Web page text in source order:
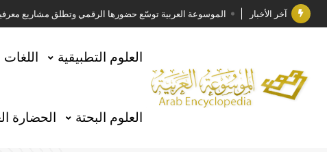
آخر الأخبار الموسوعة العربية توسّع حضورها الرقمي وتطلق مشاريع معرفية
جائزة مجمع الملك سلمان العالمي للغة العربية 2025
الأستاذ إياد خالد الطباع مدير عام لهيئة الموسوعة العربية
السيد محمد ياسين صالح وزيرا للثقافة
العلوم التطبيقية اللغات
العلوم البحتة الحضارة